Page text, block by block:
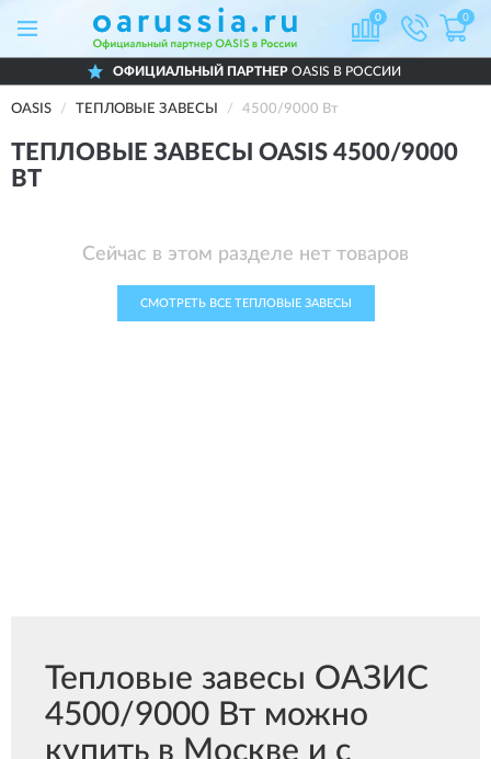
0 0
ОФИЦИАЛЬНЫЙ ПАРТНЕР OASIS В РОССИИ
OASIS ТЕПЛОВЫЕ ЗАВЕСЫ 4500/9000 Вт
ТЕПЛОВЫЕ ЗАВЕСЫ OASIS 4500/9000
ВТ
Сейчас в этом разделе нет товаров
СМОТРЕТЬ ВСЕ ТЕПЛОВЫЕ ЗАВЕСЫ
Тепловые завесы ОАЗИС
4500/9000 Вт можно
купить в Москве и с